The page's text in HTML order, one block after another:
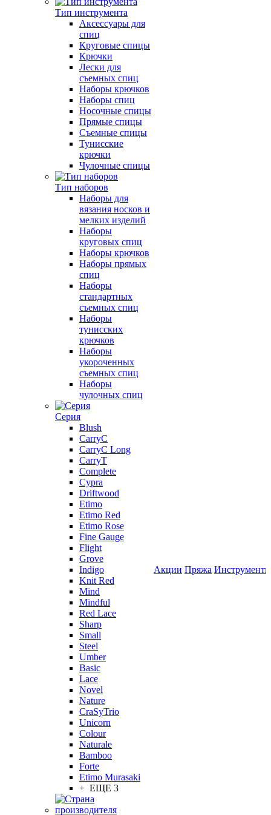
Тип инструмента
Аксессуары для
спиц
Круговые спицы
Крючки
Лески для
съемных спиц
Наборы крючков
Наборы спиц
Носочные спицы
Прямые спицы
Съемные спицы
Тунисские
крючки
Чулочные спицы
Тип наборов
Наборы для
вязания носков и
мелких изделий
Наборы
круговых спиц
Наборы крючков
Наборы прямых
спиц
Наборы
стандартных
съемных спиц
Наборы
тунисских
крючков
Наборы
укороченных
съемных спиц
Наборы
чулочных спиц
Серия
Blush
CarryC
CarryC Long
CarryT
Complete
Cypra
Driftwood
Etimo
Etimo Red
Etimo Rose
Fine Gauge
Flight
Grove
Indigo
Knit Red
Mind
Mindful
Red Lace
Sharp
Small
Steel
Umber
Basic
Lace
Novel
Nature
CraSyTrio
Unicorn
Colour
Naturale
Bamboo
Forte
Etimo Murasaki
+ ЕЩЕ 3
Акции Пряжа Инструменты